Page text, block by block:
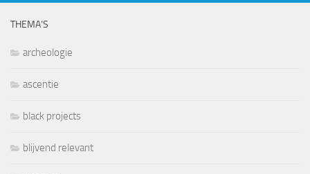
THEMA’S
archeologie
ascentie
black projects
blijvend relevant